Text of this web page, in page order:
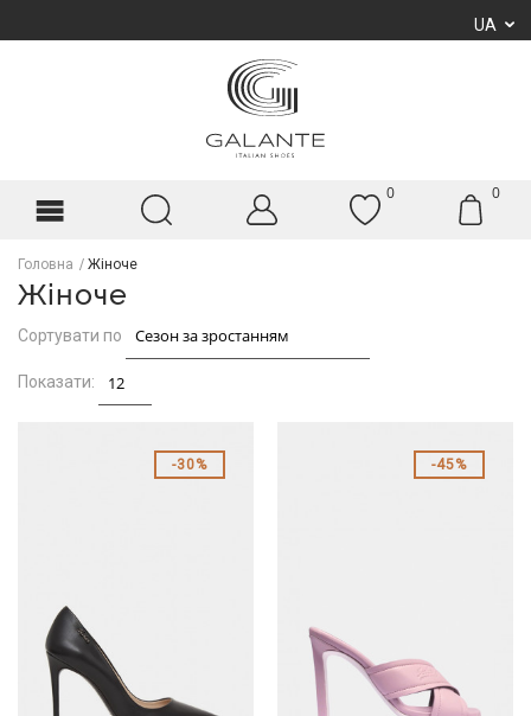
UA
0 0
Головна Жіноче
Жіноче
Сортувати по
Показати:
30% 45%